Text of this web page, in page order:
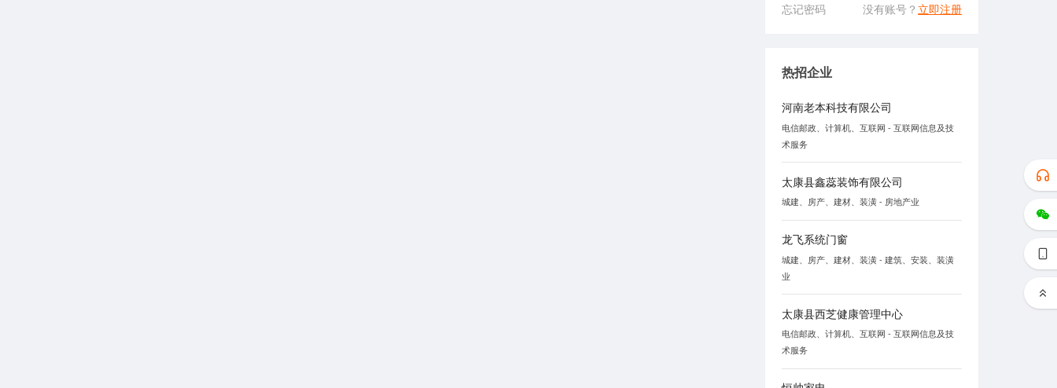
忘记密码 没有账号？ 立即注册
热招企业
河南老本科技有限公司
电信邮政、计算机、互联网 - 互联网信息及技
术服务
太康县鑫蕊装饰有限公司
城建、房产、建材、装潢 - 房地产业
龙飞系统门窗
城建、房产、建材、装潢 - 建筑、安装、装潢
业
太康县西芝健康管理中心
电信邮政、计算机、互联网 - 互联网信息及技
术服务